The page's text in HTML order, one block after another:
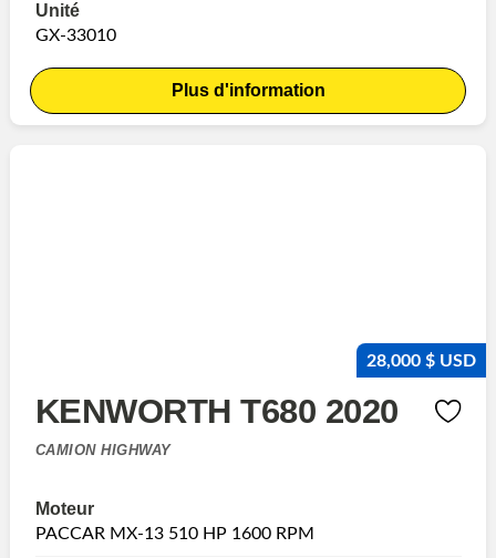
Unité
GX-33010
Plus d'information
28,000 $ USD
KENWORTH T680 2020
CAMION HIGHWAY
Moteur
PACCAR MX-13 510 HP 1600 RPM